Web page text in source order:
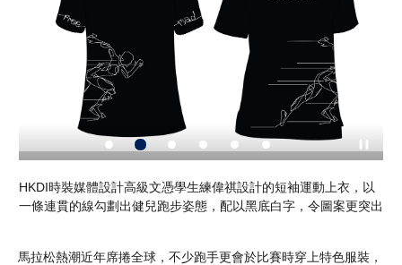
HKDI時裝媒體設計高級文憑學生練偉祺設計的短袖運動上衣，以
一條連貫的線勾劃出健兒跑步姿態，配以黑底白字，令圖案更突出
馬拉松熱潮近年席捲全球，不少跑手更會於比賽時穿上特色服裝，